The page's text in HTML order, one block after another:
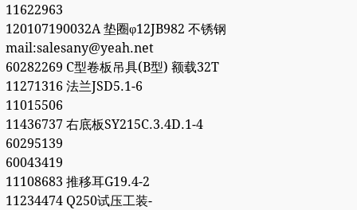
11622963
120107190032A 垫圈φ12JB982 不锈钢
mail:salesany@yeah.net
60282269 C型卷板吊具(B型) 额载32T
11271316 法兰JSD5.1-6
11015506
11436737 右底板SY215C.3.4D.1-4
60295139
60043419
11108683 推移耳G19.4-2
11234474 Q250试压工装-